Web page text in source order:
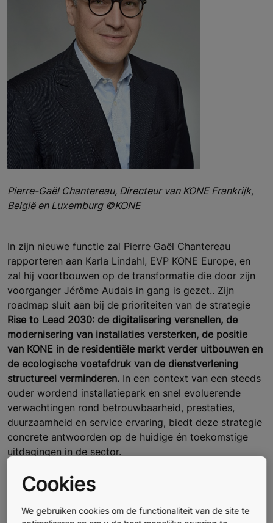
Pierre-Gaël Chantereau, Directeur van KONE Frankrijk,
België en Luxemburg ©KONE
In zijn nieuwe functie zal Pierre Gaël Chantereau
rapporteren aan Karla Lindahl, EVP KONE Europe, en
zal hij voortbouwen op de transformatie die door zijn
voorganger Jérôme Audais in gang is gezet.. Zijn
roadmap sluit aan bij de prioriteiten van de strategie
Rise to Lead 2030: de digitalisering versnellen, de
modernisering van installaties versterken, de positie
van KONE in de residentiële markt verder uitbouwen en
de ecologische voetafdruk van de dienstverlening
structureel verminderen. In een context van een steeds
ouder wordend installatiepark en snel evoluerende
verwachtingen rond betrouwbaarheid, prestaties,
duurzaamheid en service ervaring, biedt deze strategie
concrete antwoorden op de huidige én toekomstige
uitdagingen in de sector.
Met een sterke achtergrond in industrie, innovatie en
change management brengt Pierre Gaël Chantereau
waardevolle expertise om de transformatieprojecten
Cookies
We gebruiken cookies om de functionaliteit van de site te